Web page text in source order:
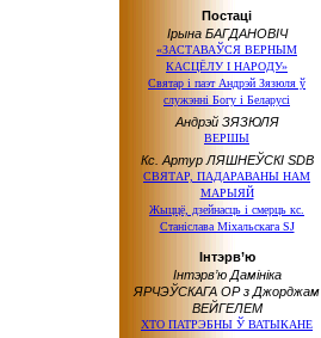
Постаці
Ірына БАГДАНОВІЧ
«ЗАСТАВАЎСЯ ВЕРНЫМ
КАСЦЁЛУ І НАРОДУ»
Святар і паэт Андрэй Зязюля ў
служэнні Богу і Беларусі
Андрэй ЗЯЗЮЛЯ
ВЕРШЫ
Кс. Артур ЛЯШНЕЎСКІ SDB
СВЯТАР, ПАДАРАВАНЫ НАМ
МАРЫЯЙ
Жыццё, дзейнасць і смерць кс.
Станіслава Міхальскага SJ
Інтэрв’ю
Інтэрв’ю Дамініка
ЯРЧЭЎСКАГА ОР з Джорджам
ВЕЙГЕЛЕМ
ХТО ПАТРЭБНЫ Ў ВАТЫКАНЕ